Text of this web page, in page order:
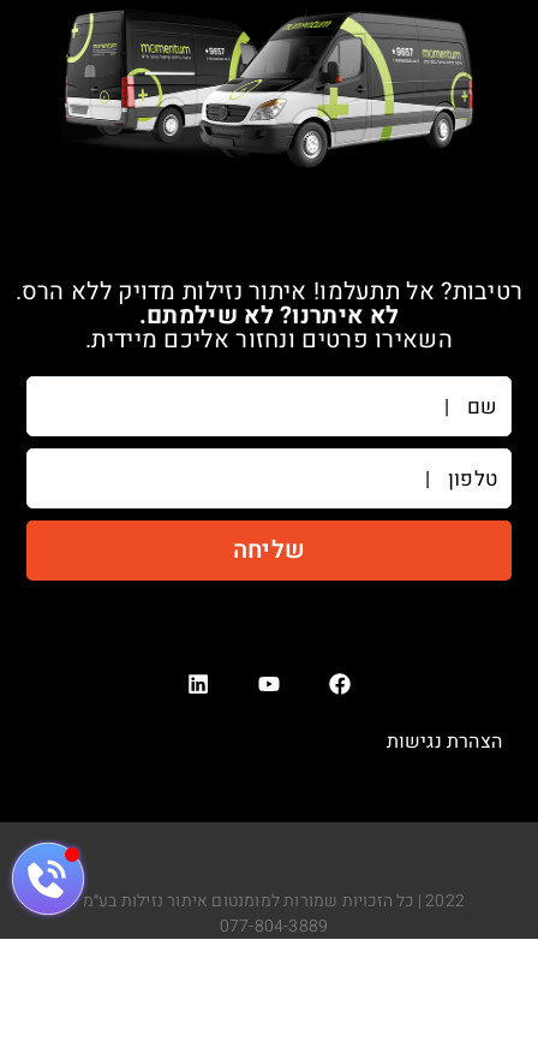
רטיבות? אל תתעלמו! איתור נזילות מדויק ללא הרס.
לא איתרנו? לא שילמתם.
השאירו פרטים ונחזור אליכם מיידית.
שם
טלפון
שליחה
הצהרת נגישות
2022 | כל הזכויות שמורות למומנטום איתור נזילות בע״מ
077-804-3889